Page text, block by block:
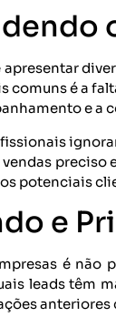
apresentar
comuns é a
e a
preciso
potenciais
e
é não
leads têm
anteriores